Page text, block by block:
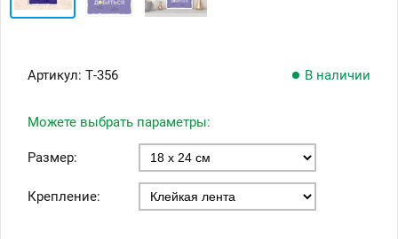
Артикул: Т-356 В наличии
Можете выбрать параметры:
Размер:
Крепление: